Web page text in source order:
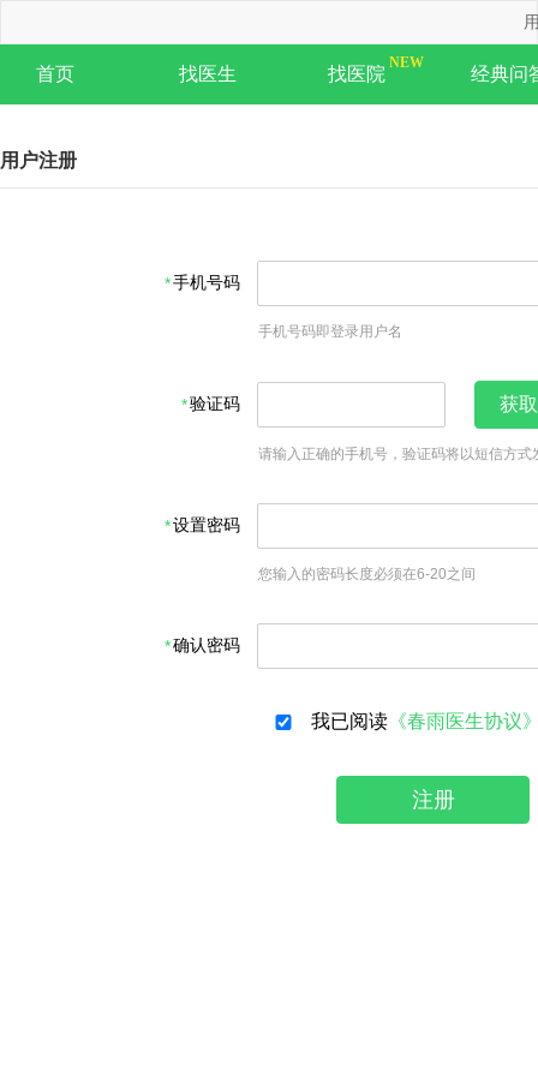
首页 找医生 找医院 经典问
用户注册
手机号码
手机号码即登录用户名
验证码 获
请输入正确的手机号，验证码将以短信方式
设置密码
您输入的密码长度必须在6-20之间
确认密码
我已阅读 《春雨医生协议
注册